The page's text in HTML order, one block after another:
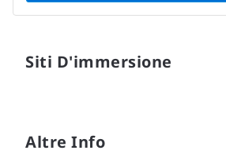
Siti D'immersione
Altre Info